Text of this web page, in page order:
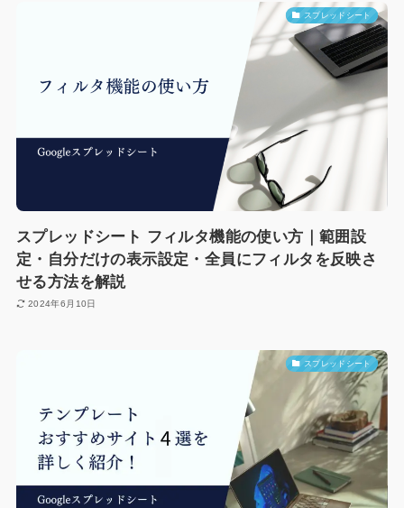
スプレッドシート
スプレッドシート フィルタ機能の使い方｜範囲設
定・自分だけの表示設定・全員にフィルタを反映さ
せる方法を解説
2024年6月10日
スプレッドシート